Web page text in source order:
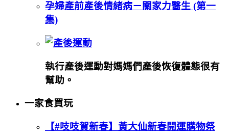
孕婦產前產後情緒病－關家力醫生 (第一
集)
執行產後運動對媽媽們產後恢復體態很有
幫助。
一家食買玩
【#吱吱賀新春】黃大仙新春開運購物祭